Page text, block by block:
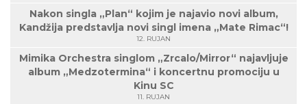
Nakon singla „Plan“ kojim je najavio novi album,
Kandžija predstavlja novi singl imena „Mate Rimac“!
12. RUJAN
Mimika Orchestra singlom „Zrcalo/Mirror“ najavljuje
album „Medzotermina“ i koncertnu promociju u
Kinu SC
11. RUJAN